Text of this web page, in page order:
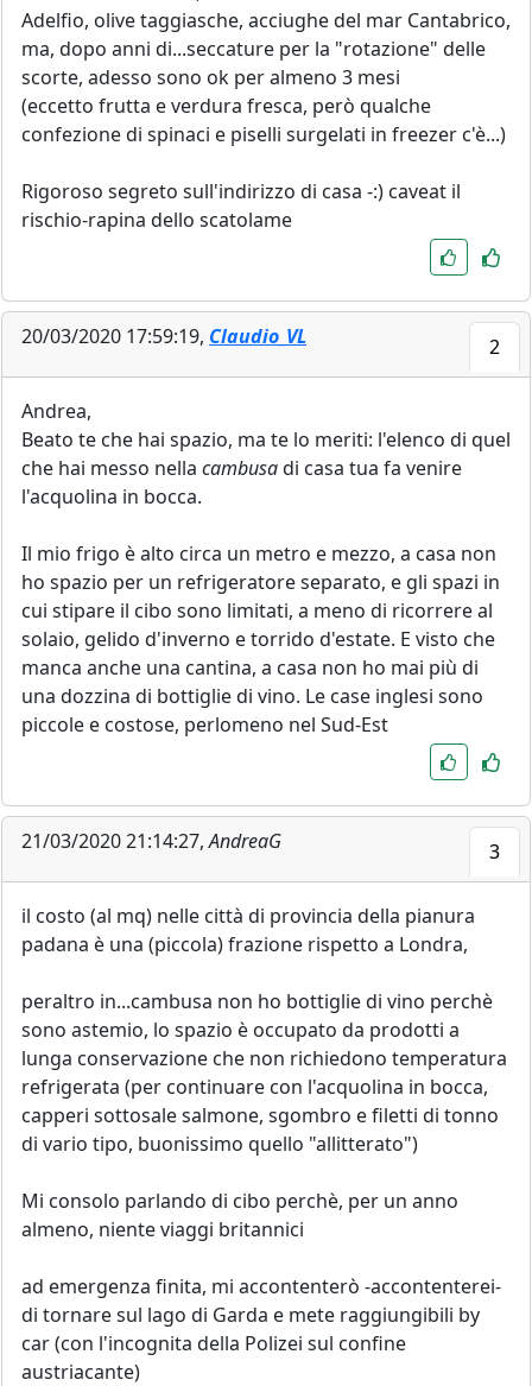
Adelfio, olive taggiasche, acciughe del mar Cantabrico,
ma, dopo anni di...seccature per la "rotazione" delle
scorte, adesso sono ok per almeno 3 mesi
(eccetto frutta e verdura fresca, però qualche
confezione di spinaci e piselli surgelati in freezer c'è...)
Rigoroso segreto sull'indirizzo di casa -:) caveat il
rischio-rapina dello scatolame
20/03/2020 17:59:19, Claudio_VL 2
Andrea,
Beato te che hai spazio, ma te lo meriti: l'elenco di quel
che hai messo nella cambusadi casa tua fa venire
l'acquolina in bocca.
Il mio frigo è alto circa un metro e mezzo, a casa non
ho spazio per un refrigeratore separato, e gli spazi in
cui stipare il cibo sono limitati, a meno di ricorrere al
solaio, gelido d'inverno e torrido d'estate. E visto che
manca anche una cantina, a casa non ho mai più di
una dozzina di bottiglie di vino. Le case inglesi sono
piccole e costose, perlomeno nel Sud-Est
21/03/2020 21:14:27,AndreaG 3
il costo (al mq) nelle città di provincia della pianura
padana è una (piccola) frazione rispetto a Londra,
peraltro in...cambusa non ho bottiglie di vino perchè
sono astemio, lo spazio è occupato da prodotti a
lunga conservazione che non richiedono temperatura
refrigerata (per continuare con l'acquolina in bocca,
capperi sottosale salmone, sgombro e filetti di tonno
di vario tipo, buonissimo quello "allitterato")
Mi consolo parlando di cibo perchè, per un anno
almeno, niente viaggi britannici
ad emergenza finita, mi accontenterò -accontenterei-
di tornare sul lago di Garda e mete raggiungibili by
car (con l'incognita della Polizei sul confine
austriacante)